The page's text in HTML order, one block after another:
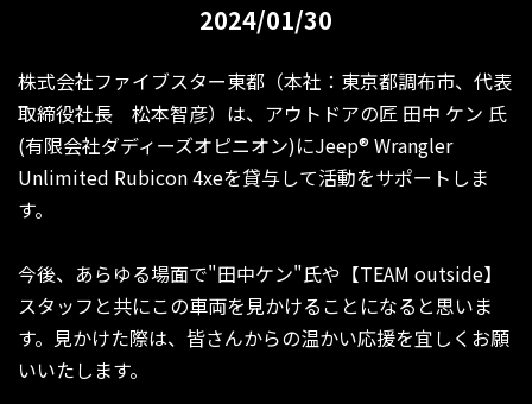
2024/01/30
株式会社ファイブスター東都（本社：東京都調布市、代表
取締役社長 松本智彦）は、アウトドアの匠 田中 ケン 氏
(有限会社ダディーズオピニオン)にJeep® Wrangler
Unlimited Rubicon 4xeを貸与して活動をサポートしま
す。
今後、あらゆる場面で"田中ケン"氏や【TEAM outside】
スタッフと共にこの車両を見かけることになると思いま
す。見かけた際は、皆さんからの温かい応援を宜しくお願
いいたします。